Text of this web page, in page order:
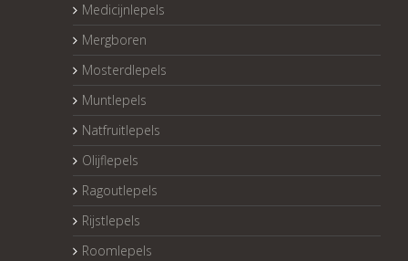
Medicijnlepels
Mergboren
Mosterdlepels
Muntlepels
Natfruitlepels
Olijflepels
Ragoutlepels
Rijstlepels
Roomlepels